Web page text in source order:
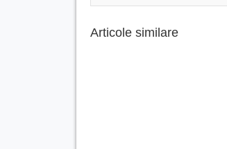
Articole similare